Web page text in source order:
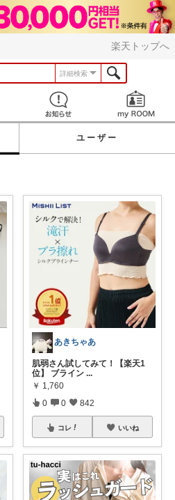
楽天トップへ
詳細検索
見つける お知らせ
ユーザー
あきちゃあ
肌弱さん試してみて！【楽天1
位】 ブライン ...
￥ 1,760
0 0 842
コレ いいね